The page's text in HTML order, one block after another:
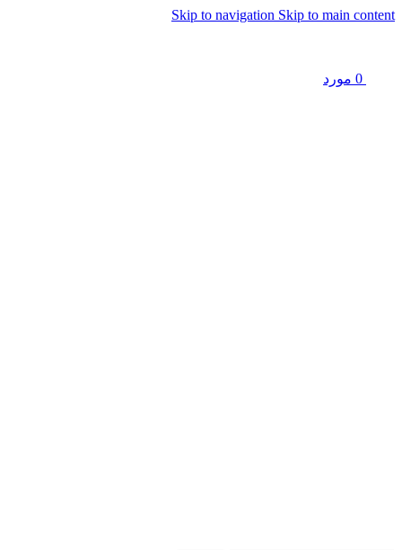
Skip to navigation Skip to main content
0 مورد